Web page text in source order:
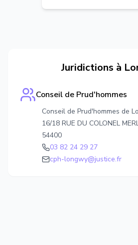
Juridictions à
Conseil de Prud'hommes
Conseil de Prud'hommes de
16/18 RUE DU COLONEL
54400
03 82 24 29 27
cph-longwy@justice.fr